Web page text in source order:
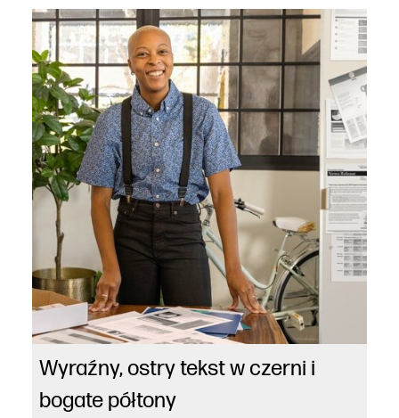
Wyraźny, ostry tekst w czerni i
bogate półtony